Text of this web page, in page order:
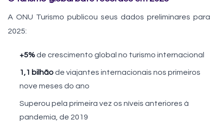
A ONU Turismo publicou seus dados preliminares para
2025:
+5%de crescimento global no turismo internacional
1,1 bilhãode viajantes internacionais nos primeiros
nove meses do ano
Superou pela primeira vez os níveis anteriores à
pandemia, de 2019